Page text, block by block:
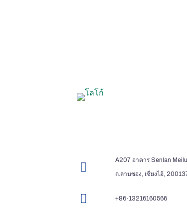
A207 อาคาร Senlan
ถ.ลานซอง, เซี่ยงไฮ้,
+86-13216160566